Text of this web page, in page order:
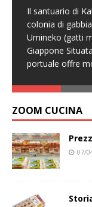
Il santuario di
colonia di
Umineko (gatti
Giappone
portuale offre
ZOOM CUCINA
07/